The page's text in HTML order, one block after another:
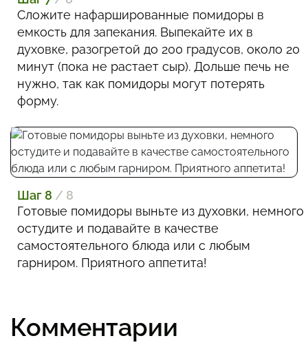
Сложите нафаршированные помидоры в
емкость для запекания. Выпекайте их в
духовке, разогретой до 200 градусов, около 20
минут (пока не растает сыр). Дольше печь не
нужно, так как помидоры могут потерять
форму.
Шаг 8 / 8
Готовые помидоры выньте из духовки, немного
остудите и подавайте в качестве
самостоятельного блюда или с любым
гарниром. Приятного аппетита!
Комментарии